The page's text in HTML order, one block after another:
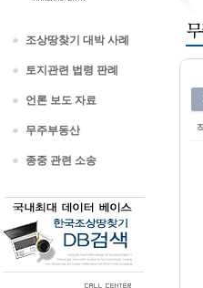
조상땅찾기 대박 사례
토지관련 법령 판례
언론 보도 자료
무주부동산
종중 관련 소송